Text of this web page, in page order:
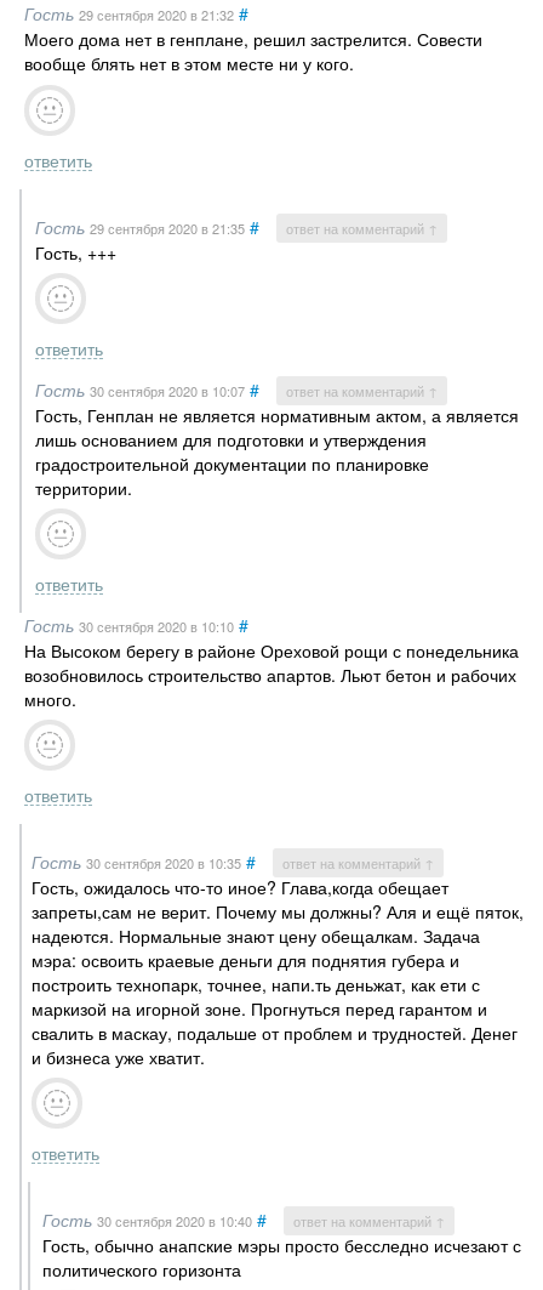
Гость 29 сентября 2020в 21:32 #
Моего дома нет в генплане, решил застрелится. Совести
вообще блять нет в этом месте ни у кого.
ответить
Гость 29 сентября 2020в 21:35 # ответ на комментарий ↑
Гость, +++
ответить
Гость 30 сентября 2020в 10:07 # ответ на комментарий ↑
Гость, Генплан не является нормативным актом, а является
лишь основанием для подготовки и утверждения
градостроительной документации по планировке
территории.
ответить
Гость 30 сентября 2020в 10:10 #
На Высоком берегу в районе Ореховой рощи с понедельника
возобновилось строительство апартов. Льют бетон и рабочих
много.
ответить
Гость 30 сентября 2020в 10:35 # ответ на комментарий ↑
Гость, ожидалось что-то иное? Глава,когда обещает
запреты,сам не верит. Почему мы должны? Аля и ещё пяток,
надеются. Нормальные знают цену обещалкам. Задача
мэра: освоить краевые деньги для поднятия губера и
построить технопарк, точнее, напи.ть деньжат, как ети с
маркизой на игорной зоне. Прогнуться перед гарантом и
свалить в маскау, подальше от проблем и трудностей. Денег
и бизнеса уже хватит.
ответить
Гость 30 сентября 2020в 10:40 # ответ на комментарий ↑
Гость, обычно анапские мэры просто бесследно исчезают с
политического горизонта